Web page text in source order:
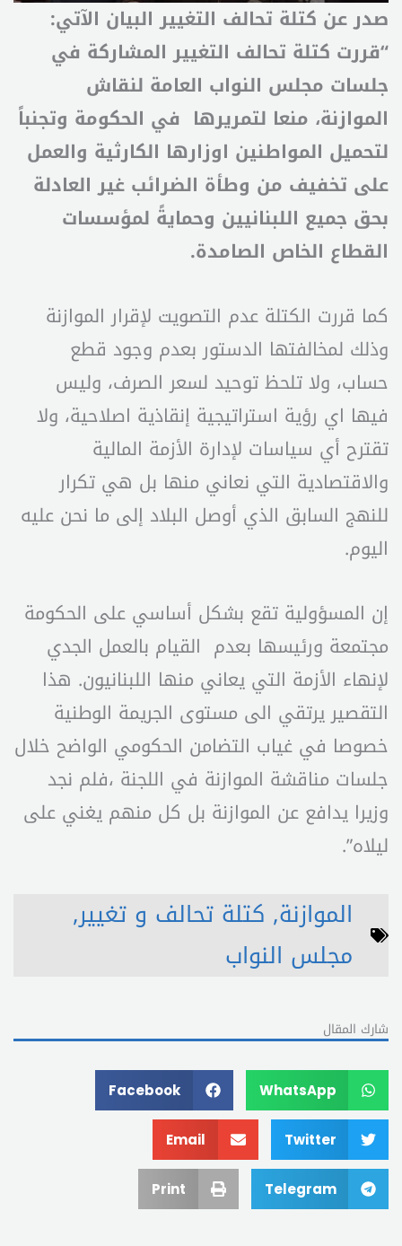
صدر عن كتلة تحالف التغيير البيان الآتي:
“قررت كتلة تحالف التغيير المشاركة في
جلسات مجلس النواب العامة لنقاش
الموازنة، منعا لتمريرها في الحكومة وتجنباً
لتحميل المواطنين اوزارها الكارثية والعمل
على تخفيف من وطأة الضرائب غير العادلة
بحق جميع اللبنانيين وحمايةً لمؤسسات
القطاع الخاص الصامدة.
كما قررت الكتلة عدم التصويت لإقرار الموازنة
وذلك لمخالفتها الدستور بعدم وجود قطع
حساب، ولا تلحظ توحيد لسعر الصرف، وليس
فيها اي رؤية استراتيجية إنقاذية اصلاحية، ولا
تقترح أي سياسات لإدارة الأزمة المالية
والاقتصادية التي نعاني منها بل هي تكرار
للنهج السابق الذي أوصل البلاد إلى ما نحن عليه
اليوم.
إن المسؤولية تقع بشكل أساسي على الحكومة
مجتمعة ورئيسها بعدم القيام بالعمل الجدي
لإنهاء الأزمة التي يعاني منها اللبنانيون. هذا
التقصير يرتقي الى مستوى الجريمة الوطنية
خصوصا في غياب التضامن الحكومي الواضح خلال
جلسات مناقشة الموازنة في اللجنة ،فلم نجد
وزيرا يدافع عن الموازنة بل كل منهم يغني على
ليلاه”.
الموازنة, كتلة تحالف و تغيير,
مجلس النواب
شارك المقال
WhatsApp
Facebook
Twitter
Email
Telegram
Print